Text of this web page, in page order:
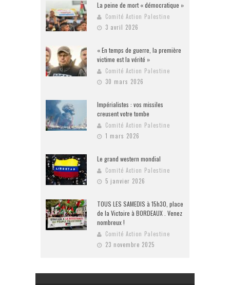
La peine de mort « démocratique »
Comité Action Palestine
3 avril 2026
« En temps de guerre, la première
victime est la vérité »
Comité Action Palestine
30 mars 2026
Impérialistes : vos missiles
creusent votre tombe
Comité Action Palestine
1 mars 2026
Le grand western mondial
Comité Action Palestine
5 janvier 2026
TOUS LES SAMEDIS à 15h30, place
de la Victoire à BORDEAUX . Venez
nombreux !
Comité Action Palestine
23 novembre 2025